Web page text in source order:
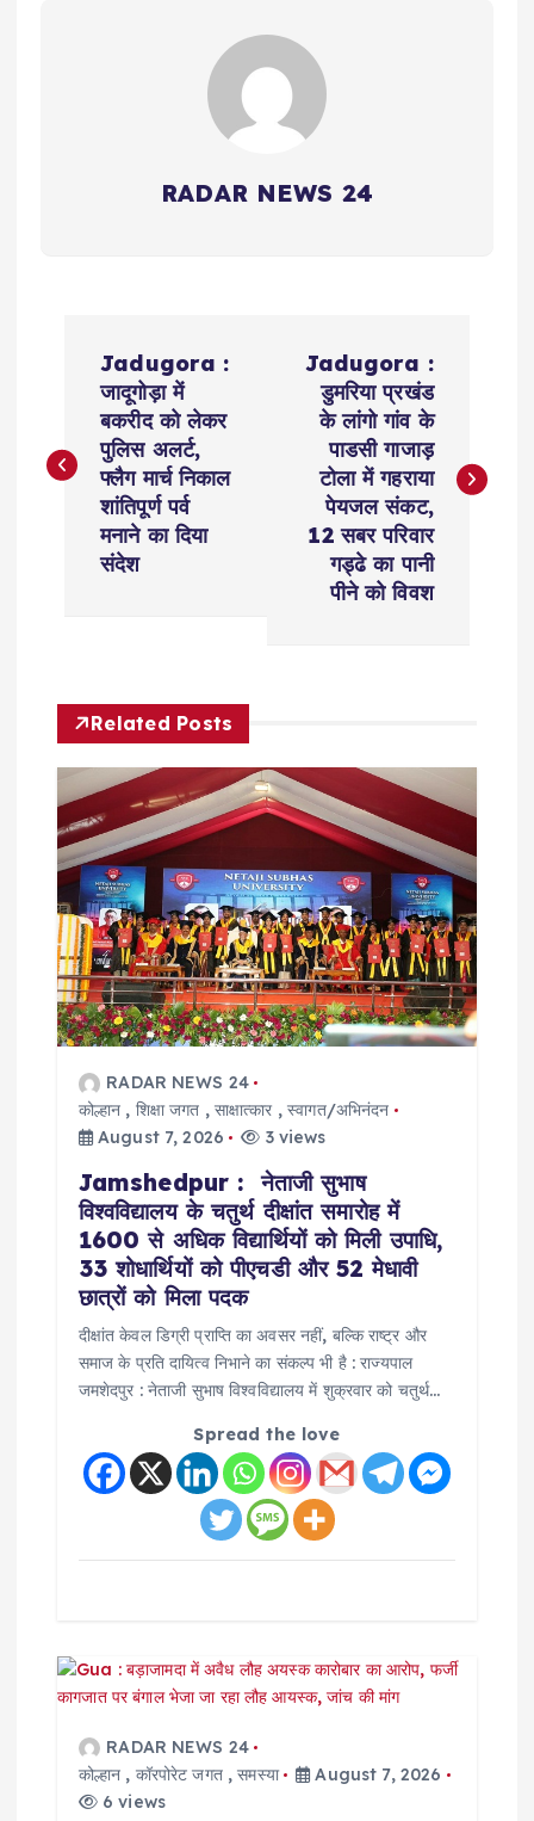
RADAR NEWS 24
s
v
g
a
t
o
Jadugora :
जादूगोड़ा में
बकरीद को लेकर
पुलिस अलर्ट,
फ्लैग मार्च निकाल
शांतिपूर्ण पर्व
मनाने का दिया
संदेश
Jadugora :
डुमरिया प्रखंड
के लांगो गांव के
पाडसी गाजाड़
टोला में गहराया
पेयजल संकट,
12 सबर परिवार
गड्ढे का पानी
पीने को विवश
Related Posts
RADAR NEWS 24
कोल्हान , शिक्षा जगत , साक्षात्कार ,स्वागत/अभिनंदन
August 7, 2026
3 views
Jamshedpur : नेताजी सुभाष
विश्वविद्यालय के चतुर्थ दीक्षांत समारोह में
1600 से अधिक विद्यार्थियों को मिली उपाधि,
33 शोधार्थियों को पीएचडी और 52 मेधावी
छात्रों को मिला पदक
दीक्षांत केवल डिग्री प्राप्ति का अवसर नहीं, बल्कि राष्ट्र और
समाज के प्रति दायित्व निभाने का संकल्प भी है : राज्यपाल
जमशेदपुर : नेताजी सुभाष विश्वविद्यालय में शुक्रवार को चतुर्थ…
Spread the love
RADAR NEWS 24
कोल्हान , कॉरपोरेट जगत,समस्या
August 7, 2026
6 views